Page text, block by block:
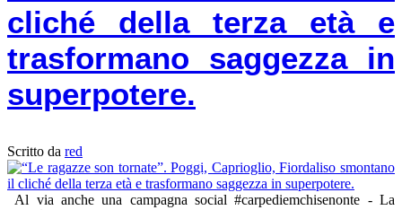
cliché della terza età e
trasformano saggezza in
superpotere.
Scritto da red
Al via anche una campagna social #carpediemchisenonte - La